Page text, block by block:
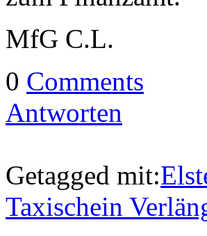
MfG C.L.
0 Comments
Antworten
Getagged mit:
Taxischein